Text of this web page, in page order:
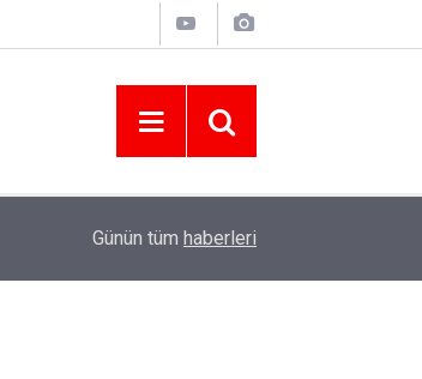
YENİ PARTİ ALTINORDU’DA KURUCU
Günün tüm haberleri